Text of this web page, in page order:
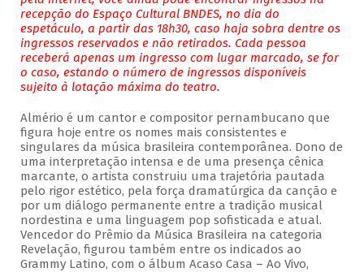
recepção do Espaço Cultural BNDES, no dia do
espetáculo, a partir das 18h30, caso haja sobra dentre os
ingressos reservados e não retirados. Cada pessoa
receberá apenas um ingresso com lugar marcado, se for
o caso, estando o número de ingressos disponíveis
sujeito à lotação máxima do teatro.
Almério é um cantor e compositor pernambucano que
figura hoje entre os nomes mais consistentes e
singulares da música brasileira contemporânea. Dono de
uma interpretação intensa e de uma presença cênica
marcante, o artista construiu uma trajetória pautada
pelo rigor estético, pela força dramatúrgica da canção e
por um diálogo permanente entre a tradição musical
nordestina e uma linguagem pop sofisticada e atual.
Vencedor do Prêmio da Música Brasileira na categoria
Revelação, figurou também entre os indicados ao
Grammy Latino, com o álbum Acaso Casa – Ao Vivo,